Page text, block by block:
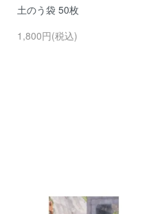
土のう袋 50枚
1,800円(税込)